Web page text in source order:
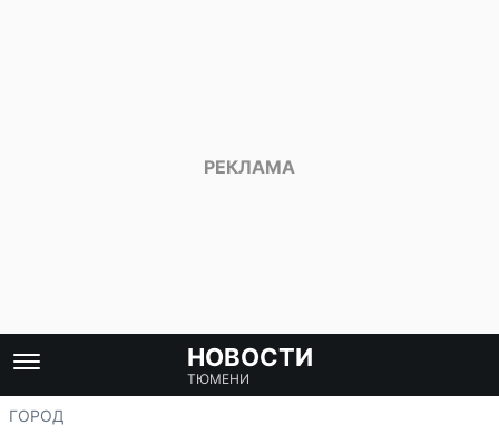
НОВОСТИ
ТЮМЕНИ
ГОРОД